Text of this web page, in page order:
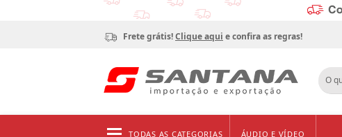
Frete grátis!Clique aqui e confira as regras!
TODAS AS CATEGORIAS ÁUDIO E VÍDEO